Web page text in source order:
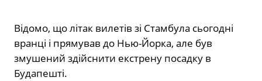
Відомо, що літак вилетів зі Стамбула сьогодні
вранці і прямував до Нью-Йорка, але був
змушений здійснити екстрену посадку в
Будапешті.